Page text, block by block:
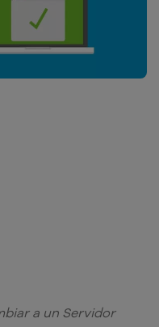
a un Servidor